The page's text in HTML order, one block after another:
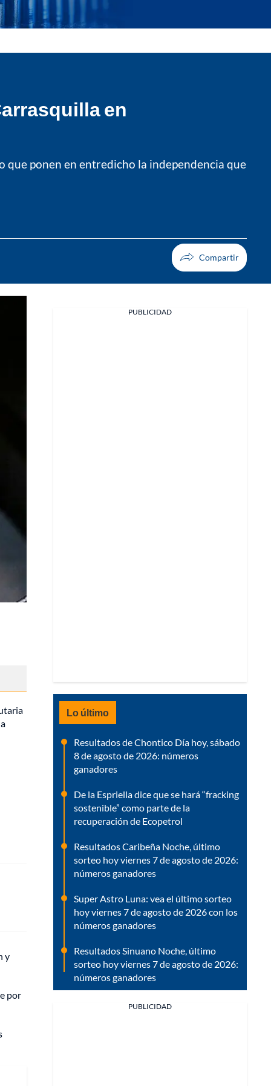
en
ponen en entredicho la independencia que
y
por
PUBLICIDAD
Lo último
Resultados de Chontico Día hoy, sábado
8 de agosto de 2026: números
ganadores
De la Espriella dice que se hará “fracking
sostenible” como parte de la
recuperación de Ecopetrol
Resultados Caribeña Noche, último
sorteo hoy viernes 7 de agosto de 2026:
números ganadores
Super Astro Luna: vea el último sorteo
hoy viernes 7 de agosto de 2026 con los
números ganadores
Resultados Sinuano Noche, último
sorteo hoy viernes 7 de agosto de 2026:
números ganadores
PUBLICIDAD